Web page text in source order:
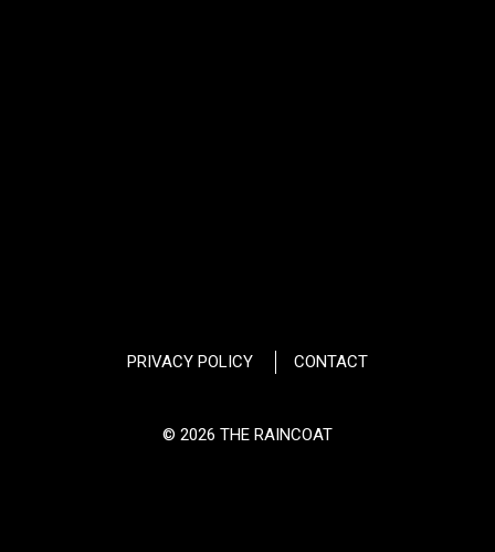
PRIVACY POLICY CONTACT
© 2026 THE RAINCOAT